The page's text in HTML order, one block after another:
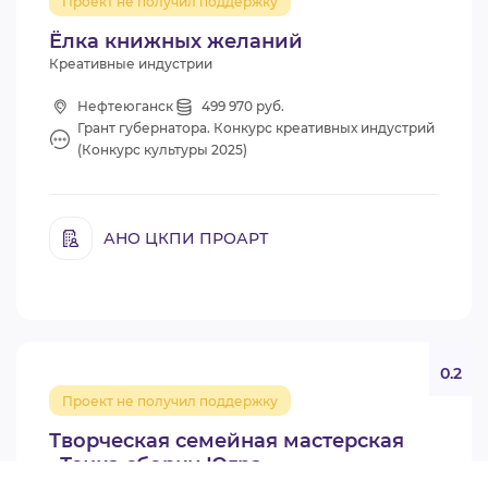
Ёлка книжных желаний
Креативные индустрии
Нефтеюганск
499 970 руб.
Грант губернатора. Конкурс креативных индустрий
(Конкурс культуры 2025)
АНО ЦКПИ ПРОАРТ
Творческая семейная мастерская
«Точка сборки.Югра»
Проект не получил поддержку
0.2